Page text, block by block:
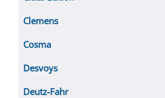
Clemens
Cosma
Desvoys
Deutz-Fahr